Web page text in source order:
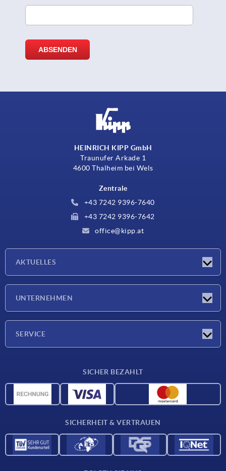
HEINRICH KIPP GmbH
Traunufer Arkade 1
4600 Thalheim bei Wels
Zentrale
+43 7242 9396-7640
+43 7242 9396-7642
office@kipp.at
AKTUELLES
UNTERNEHMEN
SERVICE
CAD-Daten
Für Lieferanten
SICHER BEZAHLT
SICHERHEIT & VERTRAUEN